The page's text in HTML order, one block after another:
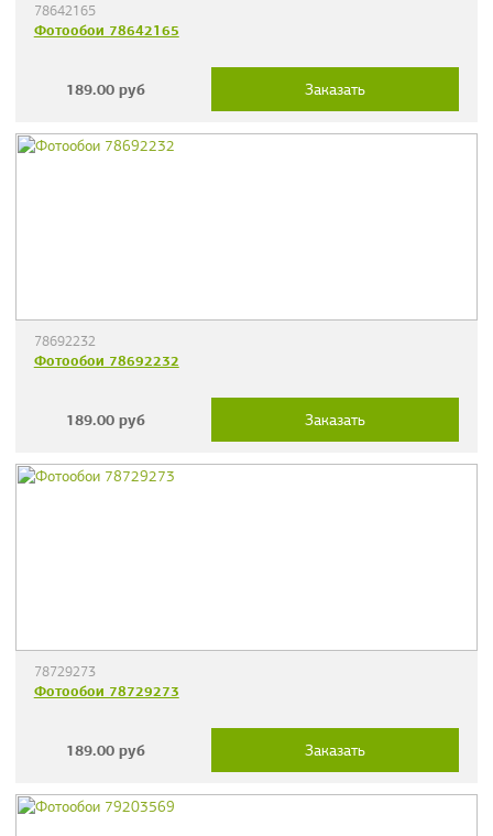
78642165
Фотообои 78642165
189.00 руб Заказать
78692232
Фотообои 78692232
189.00 руб Заказать
78729273
Фотообои 78729273
189.00 руб Заказать